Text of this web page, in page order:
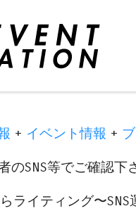
+ イベント情報 +
SNS等でご確認下
イティング〜SNS